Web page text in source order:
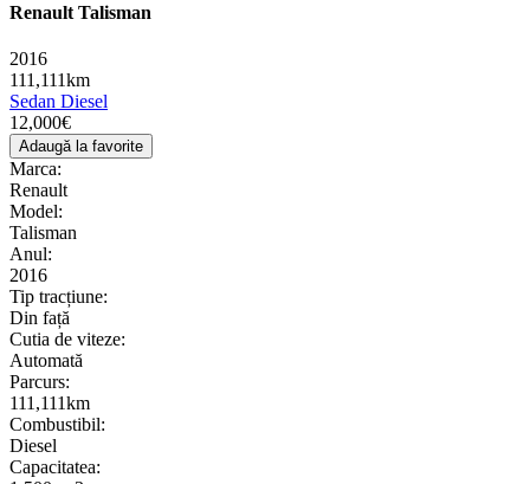
Renault Talisman
2016
111,111km
Sedan Diesel
12,000€
Adaugă la favorite
Marca:
Renault
Model:
Talisman
Anul:
2016
Tip tracțiune:
Din față
Cutia de viteze:
Automată
Parcurs:
111,111km
Combustibil:
Diesel
Сapacitatea: